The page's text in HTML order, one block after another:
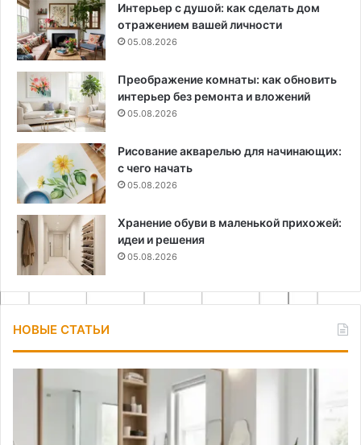
Интерьер с душой: как сделать дом
отражением вашей личности
05.08.2026
Преображение комнаты: как обновить
интерьер без ремонта и вложений
05.08.2026
Рисование акварелью для начинающих:
с чего начать
05.08.2026
Хранение обуви в маленькой прихожей:
идеи и решения
05.08.2026
НОВЫЕ СТАТЬИ